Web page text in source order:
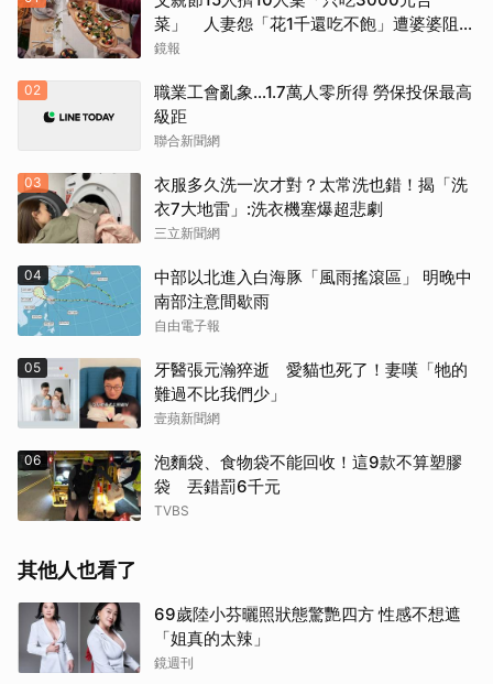
菜」 人妻怨「花1千還吃不飽」遭婆婆阻加
菜
鏡報
02
職業工會亂象…1.7萬人零所得 勞保投保最高
級距
聯合新聞網
03
衣服多久洗一次才對？太常洗也錯！揭「洗
衣7大地雷」:洗衣機塞爆超悲劇
三立新聞網
04
中部以北進入白海豚「風雨搖滾區」 明晚中
南部注意間歇雨
自由電子報
05
牙醫張元瀚猝逝 愛貓也死了！妻嘆「牠的
難過不比我們少」
壹蘋新聞網
06
泡麵袋、食物袋不能回收！這9款不算塑膠
袋 丟錯罰6千元
TVBS
其他人也看了
69歲陸小芬曬照狀態驚艷四方 性感不想遮
「姐真的太辣」
鏡週刊